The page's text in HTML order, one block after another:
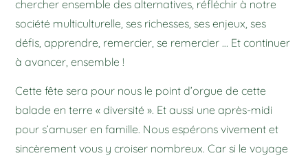
chercher ensemble des alternatives, réfléchir à notre
société multiculturelle, ses richesses, ses enjeux, ses
défis, apprendre, remercier, se remercier … Et continuer
à avancer, ensemble !
Cette fête sera pour nous le point d’orgue de cette
balade en terre « diversité ». Et aussi une après-midi
pour s’amuser en famille. Nous espérons vivement et
sincèrement vous y croiser nombreux. Car si le voyage